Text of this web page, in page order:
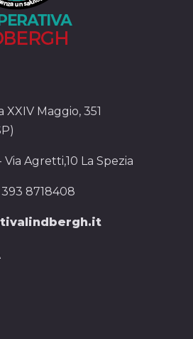
XXIV Maggio, 351
Agretti,10 La Spezia
393 8718408